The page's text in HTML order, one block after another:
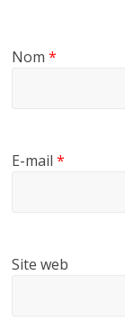
Nom*
E-mail*
Site web